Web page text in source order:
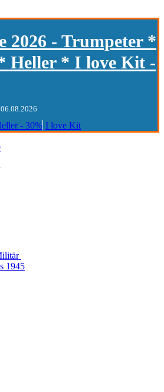
2026 - Trumpeter *
Heller * I love Kit -
- 30% I love Kit
1945